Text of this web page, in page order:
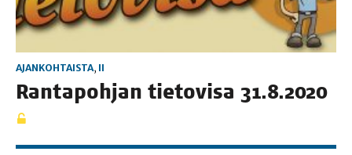
AJANKOHTAISTA, II
Ran­ta­poh­jan tie­to­vi­sa 31.8.2020